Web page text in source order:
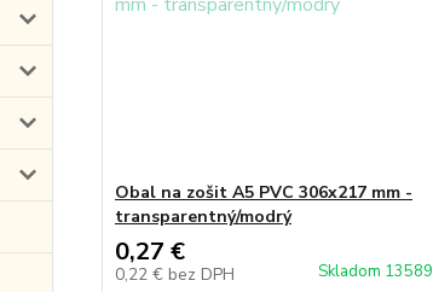
Obal na zošit A5 PVC 306x217 mm -
transparentný/modrý
0,27 €
0,22 € bez DPH Skladom 13589